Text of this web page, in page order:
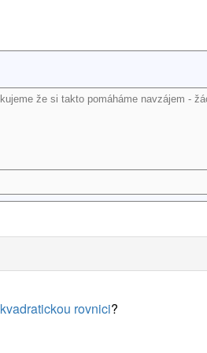
kvadratickou rovnici?